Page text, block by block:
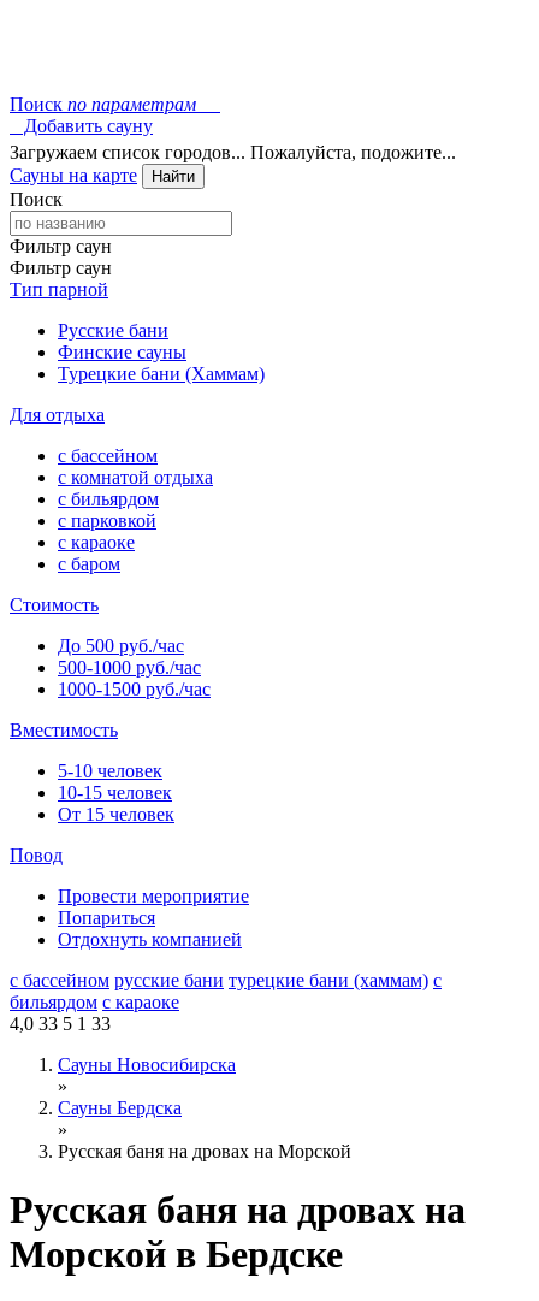
Поиск по параметрам
Добавить сауну
Загружаем список городов... Пожалуйста, подожите...
Сауны на карте
Найти
Поиск
Фильтр саун
Фильтр саун
Тип парной
Русские бани
Финские сауны
Турецкие бани (Хаммам)
Для отдыха
с бассейном
с комнатой отдыха
с бильярдом
с парковкой
с караоке
с баром
Стоимость
До 500 руб./час
500-1000 руб./час
1000-1500 руб./час
Вместимость
5-10 человек
10-15 человек
От 15 человек
Повод
Провести мероприятие
Попариться
Отдохнуть компанией
с бассейном русские бани турецкие бани (хаммам) с
бильярдом с караоке
4,0 33 5 1 33
Сауны Новосибирска
»
Сауны Бердска
»
Русская баня на дровах на Морской
Русская баня на дровах на
Морской в Бердске